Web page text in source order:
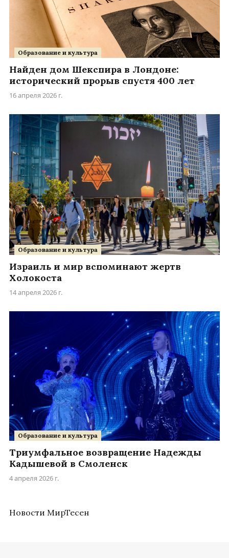
Образование и культура
Найден дом Шекспира в Лондоне:
исторический прорыв спустя 400 лет
16 апреля 2026 г.
Образование и культура
Израиль и мир вспоминают жертв
Холокоста
14 апреля 2026 г.
Образование и культура
Триумфальное возвращение Надежды
Кадышевой в Смоленск
4 апреля 2026 г.
Новости МирТесен